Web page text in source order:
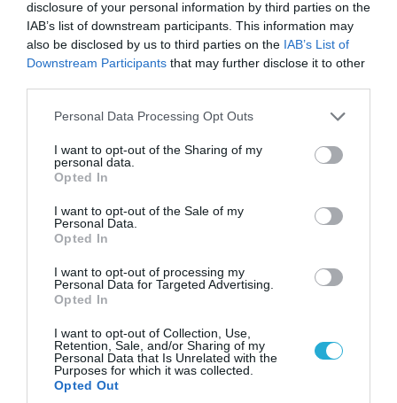
disclosure of your personal information by third parties on the
IAB’s list of downstream participants. This information may
also be disclosed by us to third parties on the IAB’s List of
Downstream Participants that may further disclose it to other
Please note that this website/app uses one or more Google
not limited to your visit or usage behaviour. You may click to
grant or deny consent to Google and its third-party tags to
use your data for below specified purposes in below Google
consent section.
Personal Data Processing Opt Outs
I want to opt-out of the Sharing of my
personal data.
Opted In
I want to opt-out of the Sale of my
Personal Data.
Opted In
I want to opt-out of processing my
Personal Data for Targeted Advertising.
Opted In
I want to opt-out of Collection, Use,
Retention, Sale, and/or Sharing of my
Personal Data that Is Unrelated with the
Purposes for which it was collected.
Opted Out
09.08.2026 | 17:02
Η κυβέρνηση έτοιμη να στείλει AH-64D Apache